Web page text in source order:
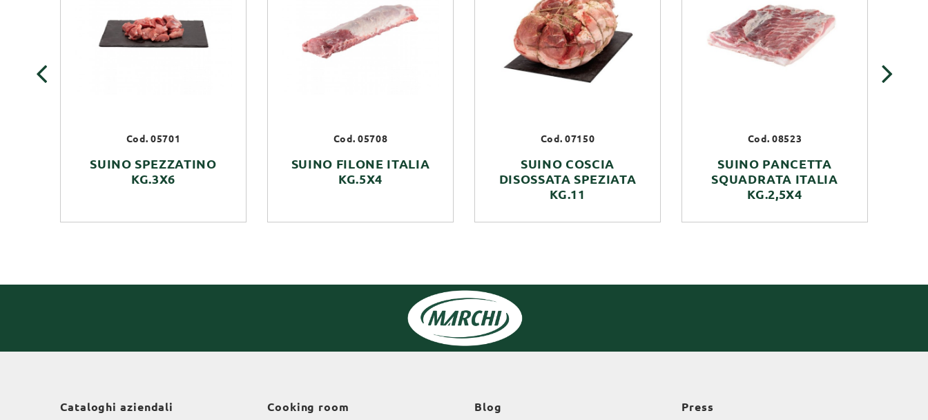
Cod. 05701
SUINO SPEZZATINO
KG.3X6
Cod. 05708
SUINO FILONE ITALIA
KG.5X4
Cod. 07150
SUINO COSCIA
DISOSSATA SPEZIATA
KG.11
Cod. 08523
SUINO PANCETTA
SQUADRATA ITALIA
KG.2,5X4
Cataloghi aziendali Cooking room Blog Press